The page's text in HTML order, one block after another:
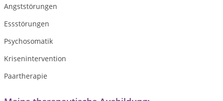
Angststörungen
Essstörungen
Psychosomatik
Krisenintervention
Paartherapie